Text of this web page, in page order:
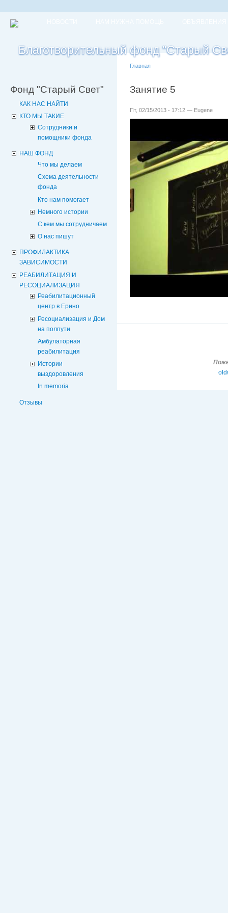
Фонд "Старый Свет"
КАК НАС НАЙТИ
КТО МЫ ТАКИЕ
Сотрудники и
помощники фонда
НАШ ФОНД
Что мы делаем
Схема деятельности
фонда
Кто нам помогает
Немного истории
С кем мы сотрудничаем
О нас пишут
ПРОФИЛАКТИКА
ЗАВИСИМОСТИ
РЕАБИЛИТАЦИЯ И
РЕСОЦИАЛИЗАЦИЯ
Реабилитационный
центр в Ерино
Ресоциализация и Дом
на полпути
Амбулаторная
реабилитация
Истории
выздоровления
In memoria
Отзывы
Главная
Занятие 5
Пт, 02/15/2013 - 17:12 — Eugene